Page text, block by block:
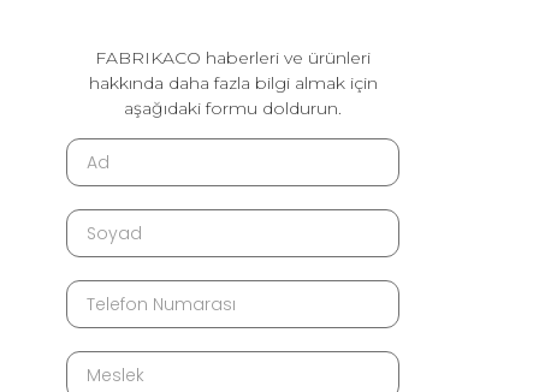
FABRIKACO haberleri ve ürünleri
hakkında daha fazla bilgi almak için
aşağıdaki formu doldurun.